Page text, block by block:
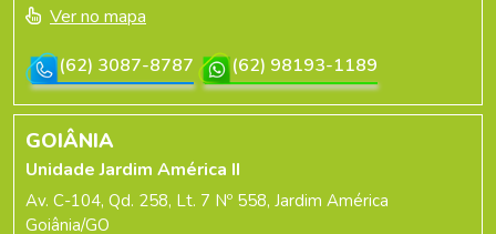
Ver no mapa
(62) 3087-8787
(62) 98193-1189
GOIÂNIA
Unidade Jardim América II
Av. C-104, Qd. 258, Lt. 7 Nº 558, Jardim América
Goiânia/GO